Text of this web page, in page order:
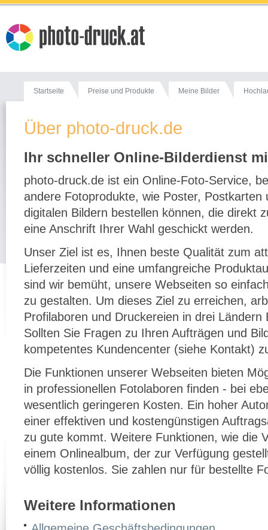
Startseite Preise und Produkte Meine Bilder
Über photo-druck.de
Ihr schneller Online-Bilderdienst
photo-druck.de ist ein Online-Foto-Service,
andere Fotoprodukte, wie Poster, Postkarten
digitalen Bildern bestellen können, die direkt
eine Anschrift Ihrer Wahl geschickt werden.
Unser Ziel ist es, Ihnen beste Qualität zum
Lieferzeiten und eine umfangreiche
sind wir bemüht, unsere Webseiten so
zu gestalten. Um dieses Ziel zu erreichen,
Profilaboren und Druckereien in drei
Sollten Sie Fragen zu Ihren Aufträgen und
kompetentes Kundencenter (siehe Kontakt)
Die Funktionen unserer Webseiten bieten
in professionellen Fotolaboren finden - bei
wesentlich geringeren Kosten. Ein hoher
einer effektiven und kostengünstigen
zu gute kommt. Weitere Funktionen, wie die
einem Onlinealbum, der zur Verfügung
völlig kostenlos. Sie zahlen nur für bestellte
Weitere Informationen